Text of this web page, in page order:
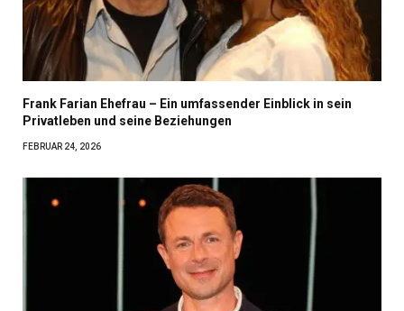
Frank Farian Ehefrau – Ein umfassender Einblick in sein
Privatleben und seine Beziehungen
FEBRUAR 24, 2026